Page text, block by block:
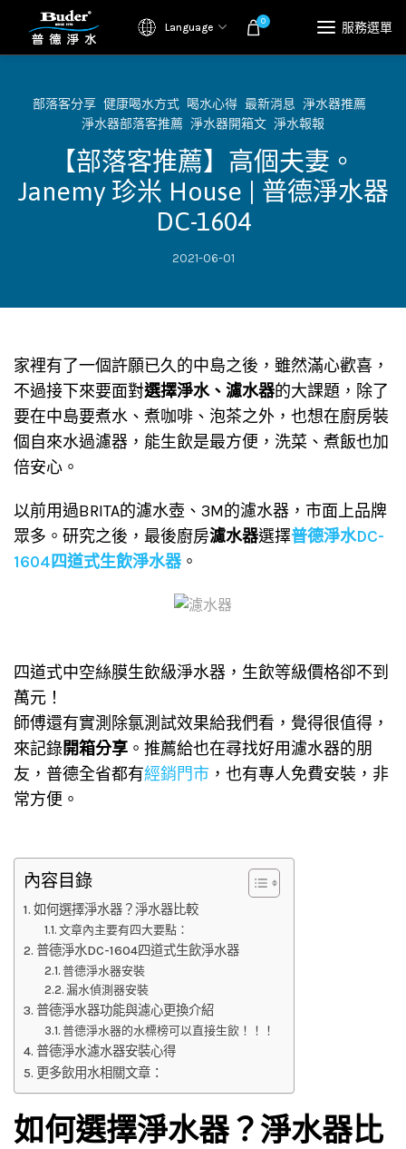
Language 0 服務選單
部落客分享 健康喝水方式 喝水心得 最新消息 淨水器推薦
淨水器部落客推薦 淨水器開箱文 淨水報報
【部落客推薦】高個夫妻。
Janemy 珍米 House | 普德淨水器
DC-1604
2021-06-01
家裡有了一個許願已久的中島之後，雖然滿心歡喜，
不過接下來要面對選擇淨水、濾水器的大課題，除了
要在中島要煮水、煮咖啡、泡茶之外，也想在廚房裝
個自來水過濾器，能生飲是最方便，洗菜、煮飯也加
倍安心。
以前用過BRITA的濾水壺、3M的濾水器，市面上品牌
眾多。研究之後，最後廚房濾水器選擇普德淨水DC-
1604四道式生飲淨水器 。
四道式中空絲膜生飲級淨水器，生飲等級價格卻不到
萬元！
師傅還有實測除氯測試效果給我們看，覺得很值得，
來記錄開箱分享 。推薦給也在尋找好用濾水器的朋
友，普德全省都有經銷門市 ，也有專人免費安裝，非
常方便。
內容目錄
如何選擇淨水器？淨水器比較
文章內主要有四大要點：
普德淨水DC-1604四道式生飲淨水器
普德淨水器安裝
漏水偵測器安裝
普德淨水器功能與濾心更換介紹
普德淨水器的水標榜可以直接生飲！！！
普德淨水濾水器安裝心得
更多飲用水相關文章：
如何選擇淨水器？淨水器比